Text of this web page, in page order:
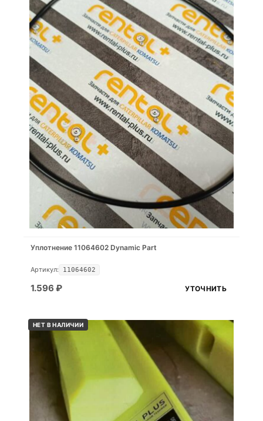
Уплотнение 11064602 Dynamic Part
Артикул: 11064602
1.596 ₽ УТОЧНИТЬ
НЕТ В НАЛИЧИИ